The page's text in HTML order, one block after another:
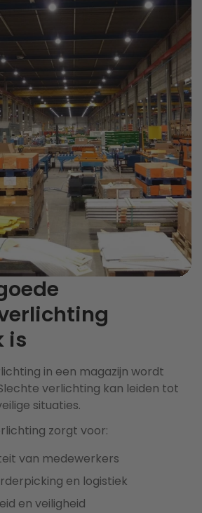
is
in een magazijn wordt
verlichting kan leiden tot
situaties.
zorgt voor:
van medewerkers
en logistiek
en veiligheid